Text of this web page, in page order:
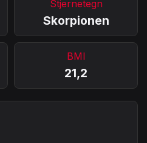
Stjernetegn
Skorpionen
BMI
21,2